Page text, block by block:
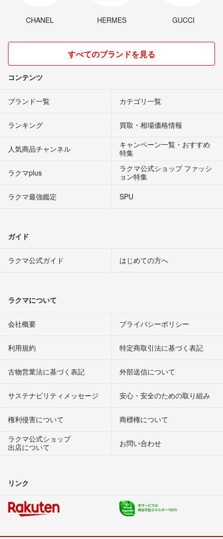
CHANEL HERMES GUCCI
すべてのブランドを見る
コンテンツ
ブランド一覧 カテゴリ一覧
ランキング 買取・相場価格情報
人気商品チャンネル
キャンペーン一覧・おすすめ
特集
ラクマplus
ラクマ公式ショップ ファッシ
ョン特集
ラクマ最強鑑定
SPU
ガイド
ラクマ公式ガイド はじめての方へ
ラクマについて
会社概要 プライバシーポリシー
利用規約 特定商取引法に基づく表記
古物営業法に基づく表記 外部送信について
サステナビリティメッセージ 安心・安全のための取り組み
権利侵害について
商標権について
ラクマ公式ショップ
出店について
お問い合わせ
リンク